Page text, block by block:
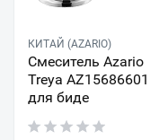
КИТАЙ (AZARIO)
Смеситель Azario
Treya AZ15686601
для биде